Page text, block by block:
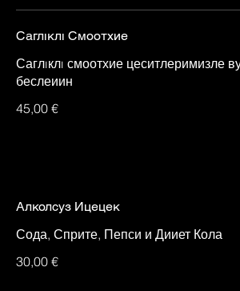
Саглıклı Смоотхие
Саглıклı смоотхие цеситлеримизле
беслеиин
45,00 €
Алколсуз Ицецек
Сода, Сприте, Пепси и Дииет Кола
30,00 €